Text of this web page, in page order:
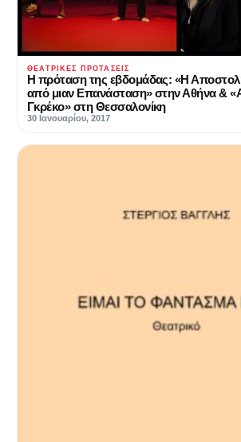
ΘΕΑΤΡΙΚΈΣ ΠΡΟΤΆΣΕΙΣ
Η πρόταση της εβδομάδας: «Η
από μιαν Επανάσταση» στην Αθήνα &
Γκρέκο» στη Θεσσαλονίκη
30 Ιανουαρίου, 2017